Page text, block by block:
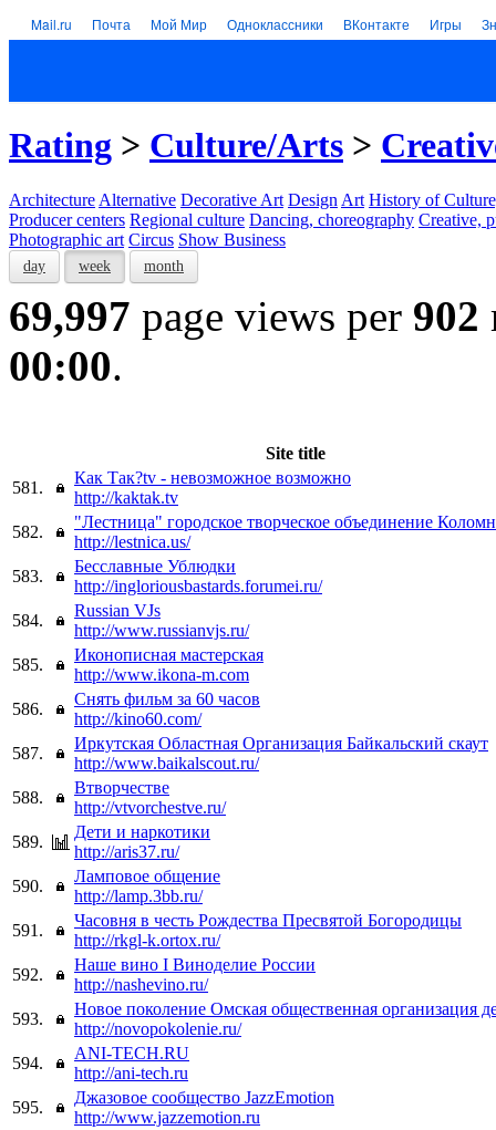
Mail.ru Почта Мой Мир Одноклассники ВКонтакте Игры
Rating > Culture/Arts >
Architecture Alternative Decorative Art Design Art History of
Producer centers Regional culture Dancing, choreography Creative,
Photographic art Circus Show Business
day week month
69,997 page views per 902
00:00.
Site title
581.
Как Так?tv - невозможное возможно
http://kaktak.tv
582.
"Лестница" городское творческое объединение
http://lestnica.us/
583.
Бесславные Ублюдки
http://ingloriousbastards.forumei.ru/
584.
Russian VJs
http://www.russianvjs.ru/
585.
Иконописная мастерская
http://www.ikona-m.com
586.
Снять фильм за 60 часов
http://kino60.com/
587.
Иркутская Областная Организация Байкальский скаут
http://www.baikalscout.ru/
588.
Втворчестве
http://vtvorchestve.ru/
589.
Дети и наркотики
http://aris37.ru/
590.
Ламповое общение
http://lamp.3bb.ru/
591.
Часовня в честь Рождества Пресвятой Богородицы
http://rkgl-k.ortox.ru/
592.
Наше вино I Виноделие России
http://nashevino.ru/
593.
Новое поколение Омская общественная организация
http://novopokolenie.ru/
594.
ANI-TECH.RU
http://ani-tech.ru
595.
Джазовое сообщество JazzEmotion
http://www.jazzemotion.ru